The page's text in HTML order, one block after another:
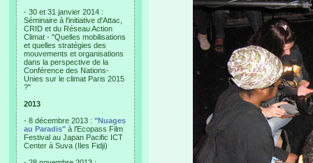
- 30 et 31 janvier 2014 :
Séminaire à l'initiative d'Attac,
CRID et du Réseau Action
Climat - "Quelles mobilisations
et quelles stratégies des
mouvements et organisations
dans la perspective de la
Conférence des Nations-
Unies sur le climat Paris 2015
?"
2013
- 8 décembre 2013 : "Nuages
au Paradis" à l'Ecopass Film
Festival au Japan Pacific ICT
Center à Suva (Iles Fidji)